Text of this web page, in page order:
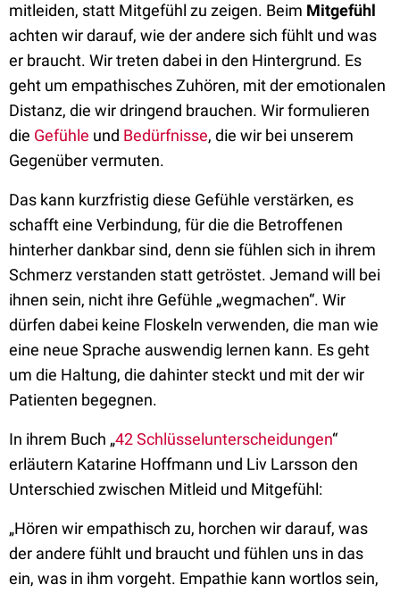
mitleiden, statt Mitgefühl zu zeigen. Beim Mitgefühl
achten wir darauf, wie der andere sich fühlt und was
er braucht. Wir treten dabei in den Hintergrund. Es
geht um empathisches Zuhören, mit der emotionalen
Distanz, die wir dringend brauchen. Wir formulieren
die Gefühle und Bedürfnisse, die wir bei unserem
Gegenüber vermuten.
Das kann kurzfristig diese Gefühle verstärken, es
schafft eine Verbindung, für die die Betroffenen
hinterher dankbar sind, denn sie fühlen sich in ihrem
Schmerz verstanden statt getröstet. Jemand will bei
ihnen sein, nicht ihre Gefühle „wegmachen“. Wir
dürfen dabei keine Floskeln verwenden, die man wie
eine neue Sprache auswendig lernen kann. Es geht
um die Haltung, die dahinter steckt und mit der wir
Patienten begegnen.
In ihrem Buch „42 Schlüsselunterscheidungen“
erläutern Katarine Hoffmann und Liv Larsson den
Unterschied zwischen Mitleid und Mitgefühl:
„Hören wir empathisch zu, horchen wir darauf, was
der andere fühlt und braucht und fühlen uns in das
ein, was in ihm vorgeht. Empathie kann wortlos sein,